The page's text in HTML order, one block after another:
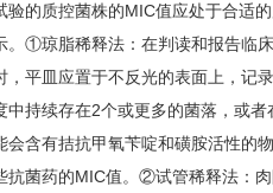
的质控菌株的MIC值应处于合适
。①琼脂稀释法：在判读和报告临
平皿应置于不反光的表面上，记
持续存在2个或更多的菌落，或
含有拮抗甲氧苄啶和磺胺活性的
抗菌药的MIC值。②试管稀释法：